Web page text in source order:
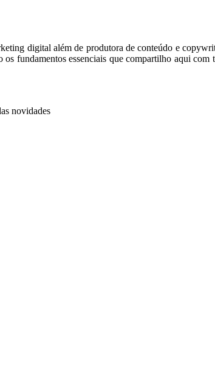
digital além de produtora de conteúdo e
os fundamentos essenciais que compartilho aqui
novidades